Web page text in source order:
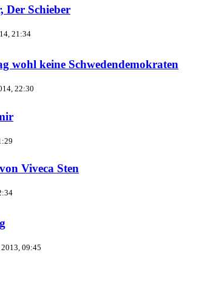
Der Schieber
21:34
wohl keine Schwedendemokraten
22:30
Viveca Sten
2013, 09:45